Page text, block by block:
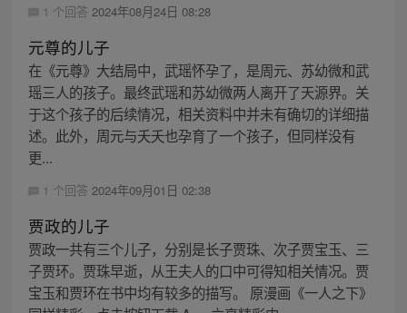
1 个回答 2024年08月24日 08:28
元尊的儿子
在《元尊》大结局中，武瑶怀孕了，是周元、苏幼微和武
瑶三人的孩子。最终武瑶和苏幼微两人离开了天源界。关
于这个孩子的后续情况，相关资料中并未有确切的详细描
述。此外，周元与夭夭也孕育了一个孩子，但同样没有
更...
1 个回答 2024年09月01日 02:38
贾政的儿子
贾政一共有三个儿子，分别是长子贾珠、次子贾宝玉、三
子贾环。贾珠早逝，从王夫人的口中可得知相关情况。贾
宝玉和贾环在书中均有较多的描写。 原漫画《一人之下》